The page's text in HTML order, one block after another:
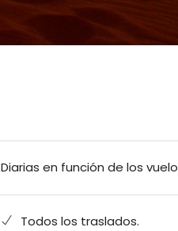
Diarias en función de los
Todos los traslados.